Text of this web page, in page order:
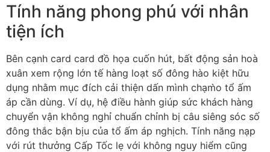
Tính năng phong phú với nhân
tiện ích
Bên cạnh card card đồ họa cuốn hút, bất động sản hoà
xuân xem rộng lớn tế hàng loạt số đông hào kiệt hữu
dụng nhằm mục đích cải thiện dấn mình chạm̀o tổ ấm
áp cần dùng. Ví dụ, hệ điều hành giúp sức khách hàng
chuyển vận không nghỉ chuẩn chỉnh bị câu siêng sóc số
đông thắc bận bịu của tổ ấm áp nghịch. Tính năng nạp
với rút thưởng Cấp Tốc lẹ với không nguy hiểm cũng